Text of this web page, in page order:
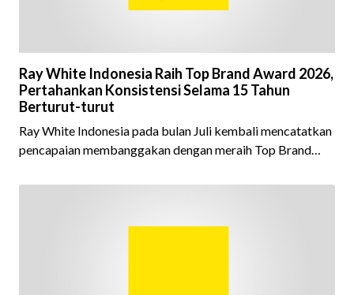
Ray White Indonesia Raih Top Brand Award 2026,
Pertahankan Konsistensi Selama 15 Tahun
Berturut-turut
Ray White Indonesia pada bulan Juli kembali mencatatkan
pencapaian membanggakan dengan meraih Top Brand
ini menjadi semakin istimewa karena Ray White Indonesia
tahun berturut-turut, sebuah bukti nyata atas konsistensi,